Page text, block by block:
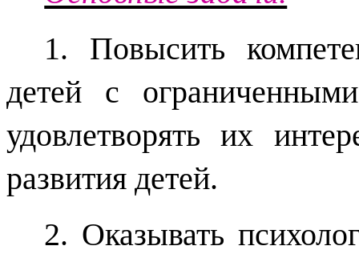
1. Повысить
детей с
удовлетворять их
развития детей.
2. Оказывать